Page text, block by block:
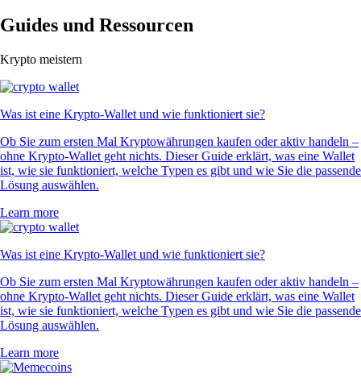
Guides und Ressourcen
Krypto meistern
Was ist eine Krypto-Wallet und wie funktioniert sie?
Ob Sie zum ersten Mal Kryptowährungen kaufen oder aktiv handeln –
ohne Krypto-Wallet geht nichts. Dieser Guide erklärt, was eine Wallet
ist, wie sie funktioniert, welche Typen es gibt und wie Sie die passende
Lösung auswählen.
Learn more
Was ist eine Krypto-Wallet und wie funktioniert sie?
Ob Sie zum ersten Mal Kryptowährungen kaufen oder aktiv handeln –
ohne Krypto-Wallet geht nichts. Dieser Guide erklärt, was eine Wallet
ist, wie sie funktioniert, welche Typen es gibt und wie Sie die passende
Lösung auswählen.
Learn more